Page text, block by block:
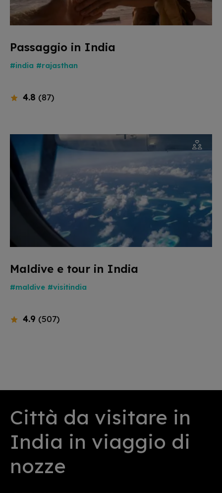
Passaggio in India
#india #rajasthan
4.8 (87)
Maldive e tour in India
#maldive #visitindia
4.9 (507)
Città da visitare in
India in viaggio di
nozze